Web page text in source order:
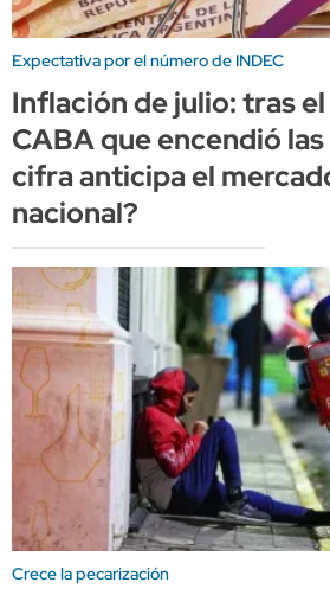
Expectativa por el número de INDEC
Inflación de julio: tras
CABA que encendió
cifra anticipa el
nacional?
Crece la pecarización